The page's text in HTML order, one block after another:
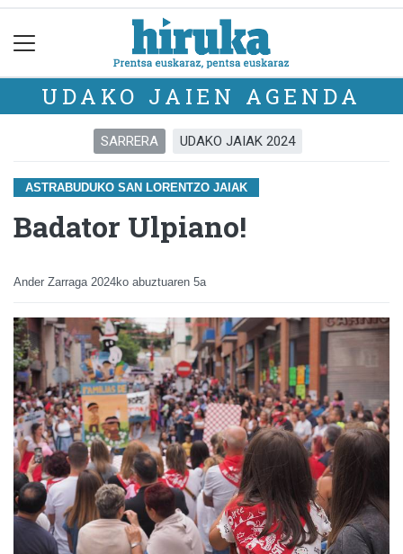
UDAKO JAIEN AGENDA
SARRERA UDAKO JAIAK 2024
ASTRABUDUKO SAN LORENTZO JAIAK
Badator Ulpiano!
Ander Zarraga 2024ko abuztuaren 5a